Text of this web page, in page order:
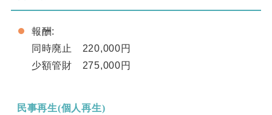
報酬:
同時廃止 220,000円
少額管財 275,000円
民事再生(個人再生)